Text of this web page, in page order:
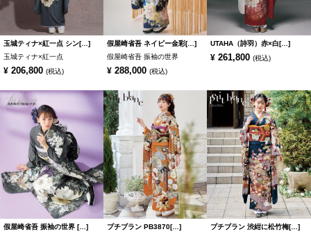
玉城ティナ×紅一点 シン[…]
玉城ティナ×紅一点
¥ 206,800 (税込)
假屋崎省吾 ネイビー金彩[…]
假屋崎省吾 振袖の世界
¥ 288,000 (税込)
UTAHA（詩羽）赤×白[…]
¥ 261,800 (税込)
假屋崎省吾 振袖の世界 […]
プチブラン PB3870[…]
プチブラン 渋紺に松竹梅[…]